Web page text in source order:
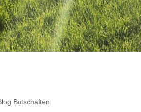
Botschaften